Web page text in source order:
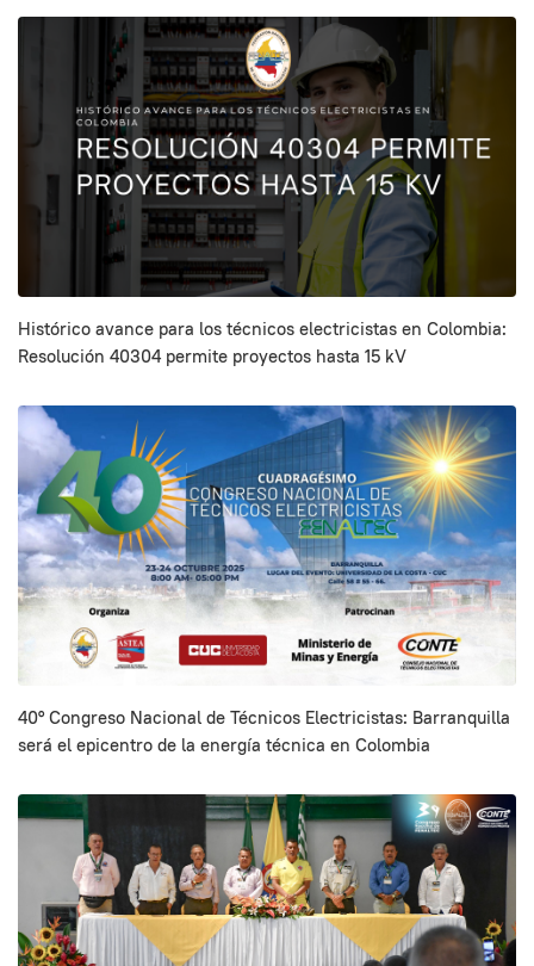
Histórico avance para los técnicos electricistas en Colombia:
Resolución 40304 permite proyectos hasta 15 kV
40° Congreso Nacional de Técnicos Electricistas: Barranquilla
será el epicentro de la energía técnica en Colombia